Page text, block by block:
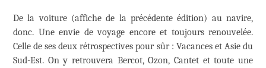
De la voiture (affiche de la précédente édition) au navire,
donc. Une envie de voyage encore et toujours renouvelée.
Celle de ses deux rétrospectives pour sûr : Vacances et Asie du
Sud-Est. On y retrouvera Bercot, Ozon, Cantet et toute une